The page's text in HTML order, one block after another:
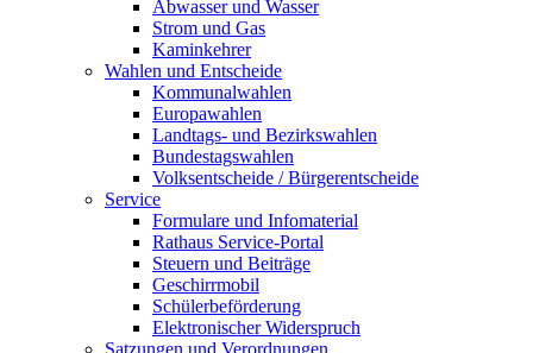
Abwasser und Wasser
Strom und Gas
Kaminkehrer
Wahlen und Entscheide
Kommunalwahlen
Europawahlen
Landtags- und Bezirkswahlen
Bundestagswahlen
Volksentscheide / Bürgerentscheide
Service
Formulare und Infomaterial
Rathaus Service-Portal
Steuern und Beiträge
Geschirrmobil
Schülerbeförderung
Elektronischer Widerspruch
Satzungen und Verordnungen